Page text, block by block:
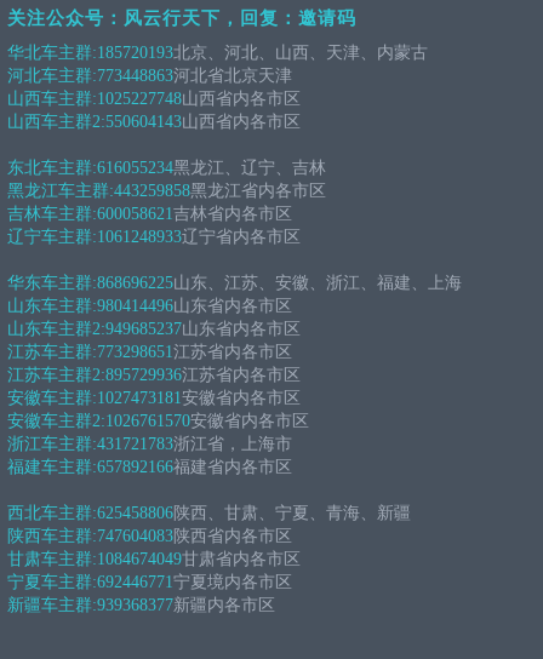
关注公众号：风云行天下，回复：邀请码
华北车主群:185720193北京、河北、山西、天津、内蒙古
河北车主群:773448863河北省北京天津
山西车主群:1025227748山西省内各市区
山西车主群2:550604143山西省内各市区
东北车主群:616055234黑龙江、辽宁、吉林
黑龙江车主群:443259858黑龙江省内各市区
吉林车主群:600058621吉林省内各市区
辽宁车主群:1061248933辽宁省内各市区
华东车主群:868696225山东、江苏、安徽、浙江、福建、上海
山东车主群:980414496山东省内各市区
山东车主群2:949685237山东省内各市区
江苏车主群:773298651江苏省内各市区
江苏车主群2:895729936江苏省内各市区
安徽车主群:1027473181安徽省内各市区
安徽车主群2:1026761570安徽省内各市区
浙江车主群:431721783浙江省，上海市
福建车主群:657892166福建省内各市区
西北车主群:625458806陕西、甘肃、宁夏、青海、新疆
陕西车主群:747604083陕西省内各市区
甘肃车主群:1084674049甘肃省内各市区
宁夏车主群:692446771宁夏境内各市区
新疆车主群:939368377新疆内各市区